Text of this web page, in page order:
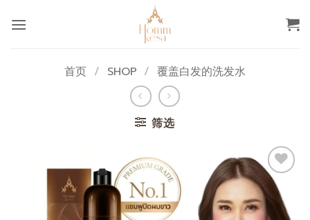
首页 / SHOP / 覆盖白发的洗发水
筛选
添加
至心
愿单